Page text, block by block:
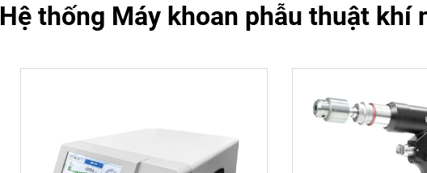
Hệ thống Máy khoan phẫu thuật khí